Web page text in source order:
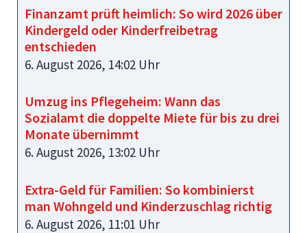
Finanzamt prüft heimlich: So wird 2026 über
Kindergeld oder Kinderfreibetrag
entschieden
6. August 2026, 14:02 Uhr
Umzug ins Pflegeheim: Wann das
Sozialamt die doppelte Miete für bis zu drei
Monate übernimmt
6. August 2026, 13:02 Uhr
Extra-Geld für Familien: So kombinierst
man Wohngeld und Kinderzuschlag richtig
6. August 2026, 11:01 Uhr